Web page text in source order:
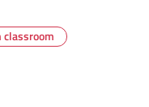
classroom